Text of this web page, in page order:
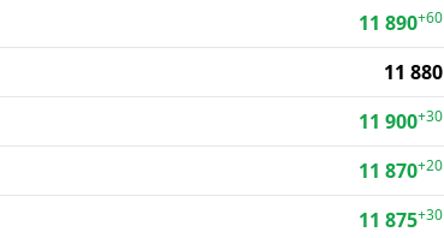
11 890+60
11 880
11 900+30
11 870+20
11 875+30